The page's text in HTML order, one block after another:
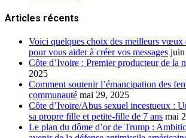
Articles récents
Voici quelques choix des meilleurs vœux
pour vous aider à créer vos messages juin
Côte d’Ivoire : Premier producteur de la
2025
Comment soutenir l’émancipation des
communauté mai 29, 2025
Côte d’Ivoire/Abus sexuel incestueux :
sa propre fille et petite-fille de 7 ans mai
Le plan du dôme d’or de Trump :